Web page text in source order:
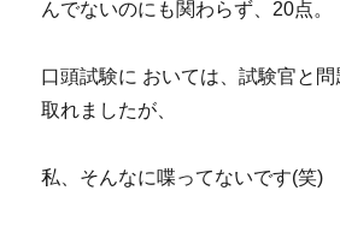
んでないのにも関わらず、20点。
口頭試験に おいては、試験官と
取れましたが、
私、そんなに喋ってないです(笑)